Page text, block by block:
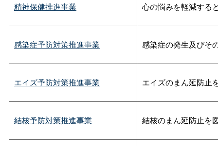
精神保健推進事業 心の悩みを軽減する
感染症予防対策推進事業 感染症の発生及びそ
エイズ予防対策推進事業 エイズのまん延防止
結核予防対策推進事業 結核のまん延防止を